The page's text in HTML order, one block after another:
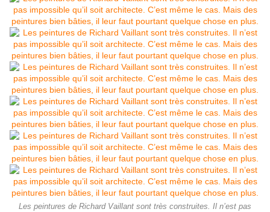
Les peintures de Richard Vaillant sont très construites. Il n’est pas